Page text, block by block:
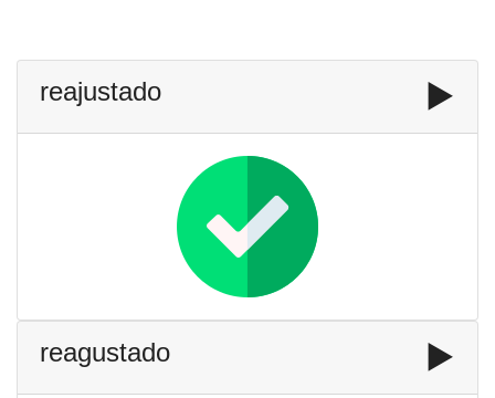
reajustado ▶️
reagustado ▶️